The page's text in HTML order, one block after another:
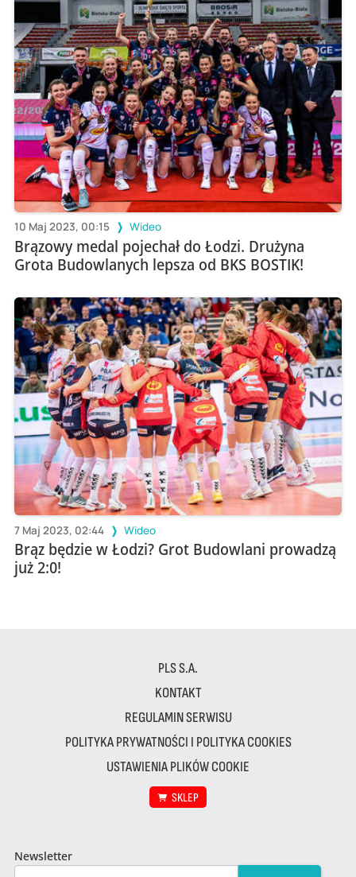
10 Maj 2023, 00:15 Wideo
Brązowy medal pojechał do Łodzi. Drużyna
Grota Budowlanych lepsza od BKS BOSTIK!
7 Maj 2023, 02:44 Wideo
Brąz będzie w Łodzi? Grot Budowlani prowadzą
już 2:0!
PLS S.A.
KONTAKT
REGULAMIN SERWISU
POLITYKA PRYWATNOŚCI I POLITYKA COOKIES
USTAWIENIA PLIKÓW COOKIE
SKLEP
Newsletter